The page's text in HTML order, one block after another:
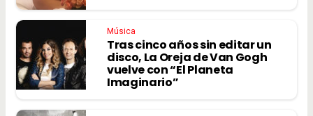
Música
Tras cinco años sin editar un
disco, La Oreja de Van Gogh
vuelve con “El Planeta
Imaginario”